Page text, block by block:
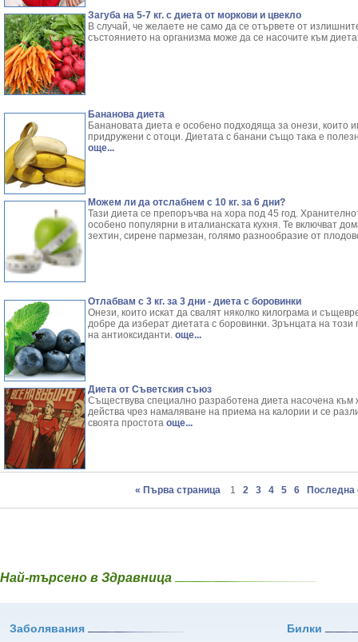
Загуба на 5-7 кг. с диета от моркови и цвекло
В случай, че желаете не само да се отървете от
състоянието на организма може да се насочите към
Бананова диета
Банановата диета е особено подходяща за онези, които
придружени с отоци. Диетата с банани също така е
още...
Можем ли да отслабнем с 10 кг. за 6 дни?
Тази диета се препоръчва на хора под 45 год.
особено популярни в италианската кухня. Те включват
зехтин, сирене пармезан, голямо разнообразие от
Отлабвам с 3 кг. за 3 дни - диета с боровинки
Онези, които искат да свалят няколко килограма и
добре да изберат диетата с боровинки. Зрънцата на
на антиоксиданти. още...
Диета от Съветския съюз
Съществува специално разработена диета насочена към
действа чрез намаляване на приема на калории и се
своята простотa още...
« Първа страница 1 2 3 4 5 6 Последна
Най-търсено в Здравница
Заболявания Билки